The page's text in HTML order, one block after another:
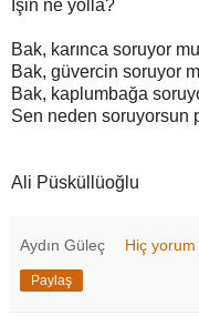
İşin ne yolla?
Bak, karınca soruyor
Bak, güvercin soruyor
Bak, kaplumbağa
Sen neden soruyorsun
Ali Püsküllüoğlu
Aydın Güleç Hiç yorum
Paylaş